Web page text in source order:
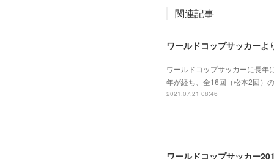
関連記事
ワールドコップサッカーよ
ワールドコップサッカーに長年
年が経ち、全16回（松本2回）
2021.07.21 08:46
ワールドコップサッカー